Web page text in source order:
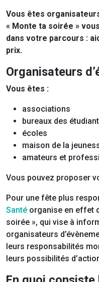
Vous êtes
« Monte ta soirée »
dans votre parcours :
prix.
Organisateurs
Vous êtes :
associations
bureaux des
écoles
maison de la
amateurs et
Vous pouvez proposer
Pour une fête plus
Santé organise en effet
soirée », qui vise à
organisateurs
leurs responsabilités
leurs possibilités